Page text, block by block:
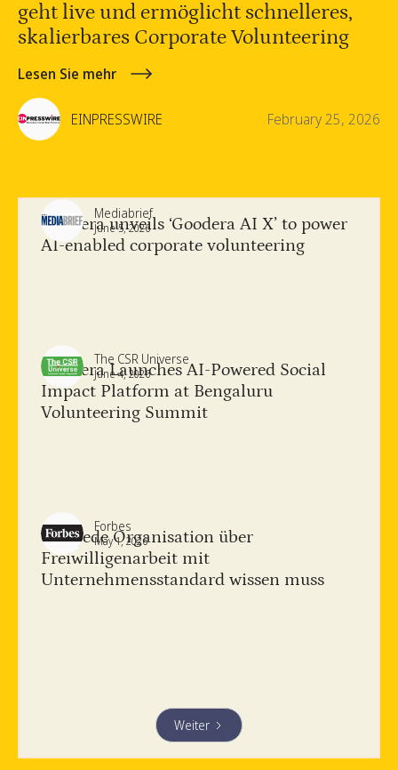
geht live und ermöglicht schnelleres,
skalierbares Corporate Volunteering
Lesen Sie mehr
EINPRESSWIRE February 25, 2026
Goodera unveils ‘Goodera AI X’ to power
AI-enabled corporate volunteering
Mediabrief
June 5, 2026
Goodera Launches AI-Powered Social
Impact Platform at Bengaluru
Volunteering Summit
The CSR Universe
June 4, 2026
Was jede Organisation über
Freiwilligenarbeit mit
Unternehmensstandard wissen muss
Forbes
May 1, 2026
Weiter